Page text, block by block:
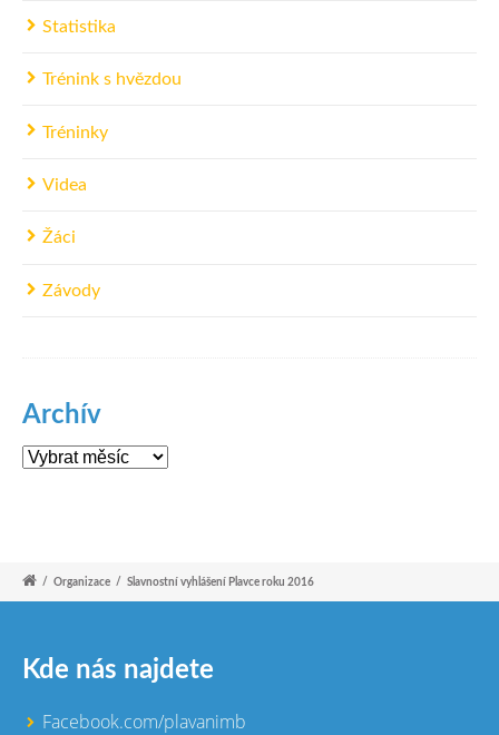
Statistika
Trénink s hvězdou
Tréninky
Videa
Žáci
Závody
Archív
Archív
/ Organizace / Slavnostní vyhlášení Plavce roku 2016
Kde nás najdete
Facebook.com/plavanimb